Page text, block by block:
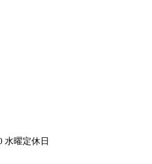
水曜定休日